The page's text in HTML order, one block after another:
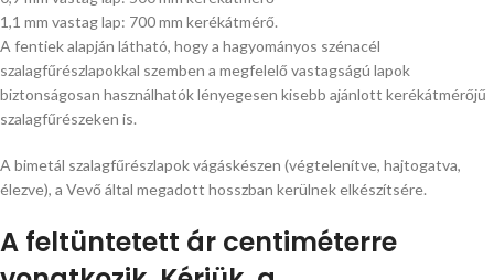
1,1 mm vastag lap: 700 mm kerékátmérő.
A fentiek alapján látható, hogy a hagyományos szénacél
szalagfűrészlapokkal szemben a megfelelő vastagságú lapok
biztonságosan használhatók lényegesen kisebb ajánlott kerékátmérőjű
szalagfűrészeken is.
A bimetál szalagfűrészlapok vágáskészen (végtelenítve, hajtogatva,
élezve), a Vevő által megadott hosszban kerülnek elkészítsére.
A feltüntetett ár centiméterre